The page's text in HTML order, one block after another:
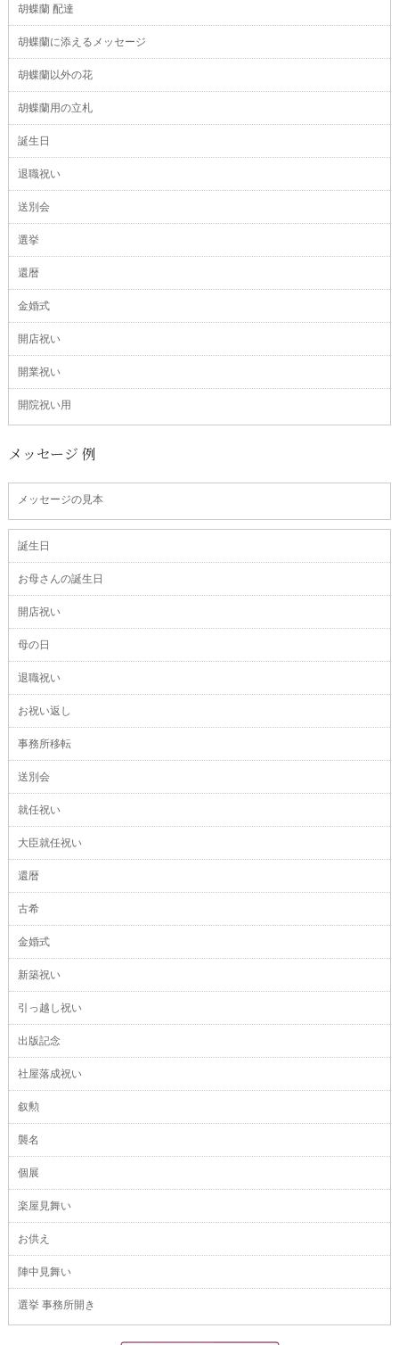
胡蝶蘭 配達
胡蝶蘭に添えるメッセージ
胡蝶蘭以外の花
胡蝶蘭用の立札
誕生日
退職祝い
送別会
選挙
還暦
金婚式
開店祝い
開業祝い
開院祝い用
メッセージ 例
メッセージの見本
誕生日
お母さんの誕生日
開店祝い
母の日
退職祝い
お祝い返し
事務所移転
送別会
就任祝い
大臣就任祝い
還暦
古希
金婚式
新築祝い
引っ越し祝い
出版記念
社屋落成祝い
叙勲
襲名
個展
楽屋見舞い
お供え
陣中見舞い
選挙 事務所開き